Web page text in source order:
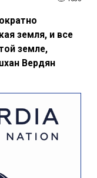
земля, и все
земле,
Вердян